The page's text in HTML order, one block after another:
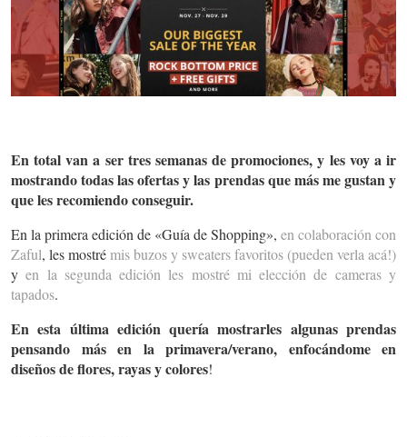
En total van a ser tres semanas de promociones, y les voy a ir
mostrando todas las ofertas y las prendas que más me gustan y
que les recomiendo conseguir.
En la primera edición de «Guía de Shopping», en colaboración con
Zaful, les mostrémis buzos y sweaters favoritos (pueden verla acá!)
yen la segunda edición les mostré mi elección de cameras y
tapados.
En esta última edición quería mostrarles algunas prendas
pensando más en la primavera/verano, enfocándome en
diseños de flores, rayas y colores!